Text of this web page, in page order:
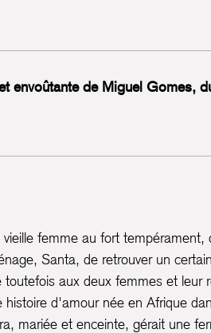
envoûtante de Miguel Gomes,
femme au fort
Santa, de retrouver un
aux deux femmes et leur
histoire d'amour née en Afrique
mariée et enceinte, gérait une